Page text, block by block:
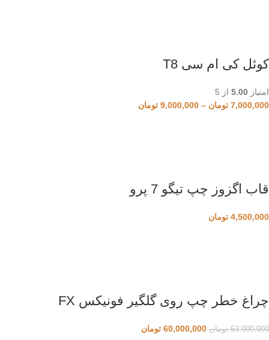
کوئل کی ام سی T8
امتیاز 5.00 از 5
7,000,000 تومان –
9,000,000 تومان
قاب اگزوز چپ تیگو 7 پرو
4,500,000 تومان
چراغ خطر چپ روی گلگیر فونیکس FX
63,000,000 تومان 60,000,000 تومان